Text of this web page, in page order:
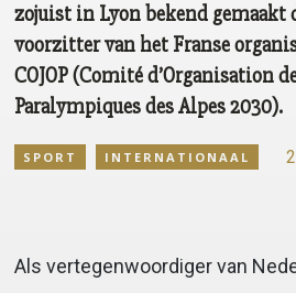
SPORT INTERNATIONAAL
zojuist in Lyon bekend gemaakt
voorzitter van het Franse
COJOP (Comité d’Organisation
Paralympiques des Alpes 2030).
Als vertegenwoordiger van